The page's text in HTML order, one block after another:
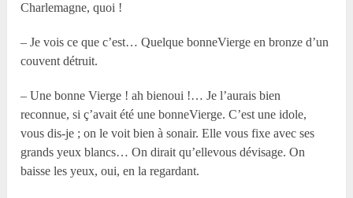
Charlemagne, quoi !
– Je vois ce que c’est… Quelque bonneVierge en bronze d’un
couvent détruit.
– Une bonne Vierge ! ah bienoui !… Je l’aurais bien
reconnue, si ç’avait été une bonneVierge. C’est une idole,
vous dis-je ; on le voit bien à sonair. Elle vous fixe avec ses
grands yeux blancs… On dirait qu’ellevous dévisage. On
baisse les yeux, oui, en la regardant.